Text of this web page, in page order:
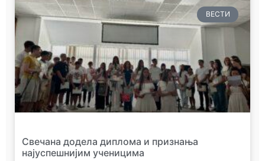
ВЕСТИ
Свечана додела диплома и признања
најуспешнијим ученицима